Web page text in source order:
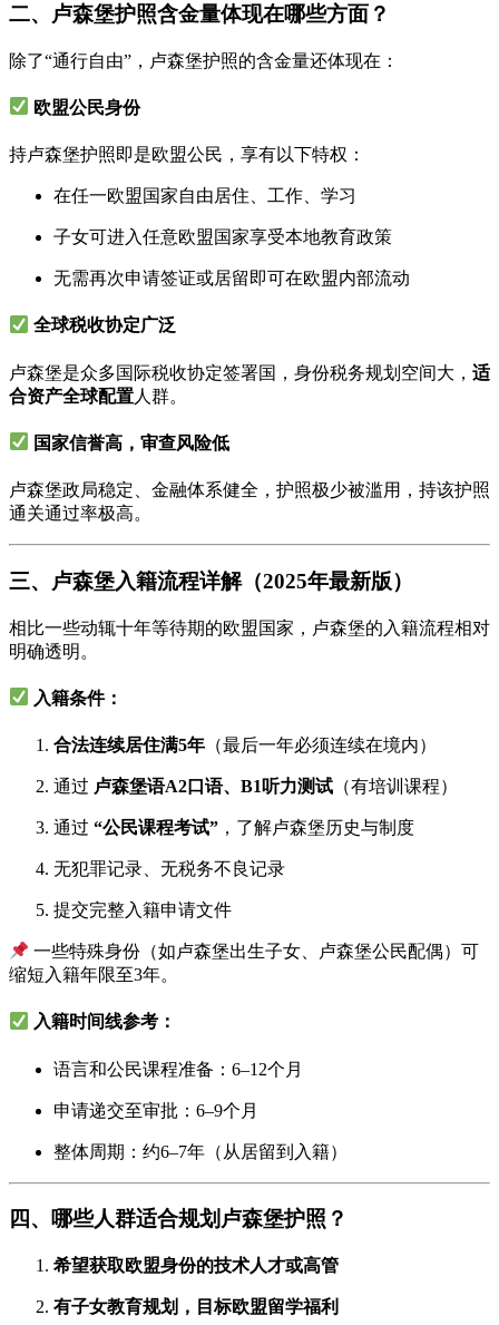
二、卢森堡护照含金量体现在哪些方面？
除了“通行自由”，卢森堡护照的含金量还体现在：
欧盟公民身份
持卢森堡护照即是欧盟公民，享有以下特权：
在任一欧盟国家自由居住、工作、学习
子女可进入任意欧盟国家享受本地教育政策
无需再次申请签证或居留即可在欧盟内部流动
全球税收协定广泛
卢森堡是众多国际税收协定签署国，身份税务规划空间大， 适
合资产全球配置人群。
国家信誉高，审查风险低
卢森堡政局稳定、金融体系健全，护照极少被滥用，持该护照
通关通过率极高。
三、卢森堡入籍流程详解（2025年最新版）
相比一些动辄十年等待期的欧盟国家，卢森堡的入籍流程相对
明确透明。
入籍条件：
合法连续居住满5年 （最后一年必须连续在境内）
通过 卢森堡语A2口语、B1听力测试 （有培训课程）
通过 “公民课程考试” ，了解卢森堡历史与制度
无犯罪记录、无税务不良记录
提交完整入籍申请文件
一些特殊身份（如卢森堡出生子女、卢森堡公民配偶）可
缩短入籍年限至3年。
入籍时间线参考：
语言和公民课程准备：6–12个月
申请递交至审批：6–9个月
整体周期：约6–7年（从居留到入籍）
四、哪些人群适合规划卢森堡护照？
希望获取欧盟身份的技术人才或高管
有子女教育规划，目标欧盟留学福利